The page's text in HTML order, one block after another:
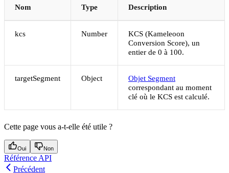
Nom Type Description
kcs Number
KCS (Kameleoon
Conversion Score), un
entier de 0 à 100.
targetSegment Object
Objet Segment
correspondant au moment
clé où le KCS est calculé.
Cette page vous a-t-elle été utile ?
Oui Non
Référence API
Précédent